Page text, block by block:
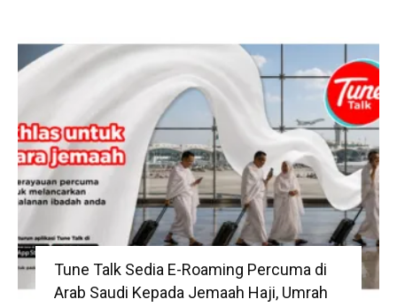
Tune Talk Sedia E-Roaming Percuma di
Arab Saudi Kepada Jemaah Haji, Umrah